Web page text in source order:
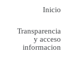
Inicio
Transparencia
y acceso
informacion